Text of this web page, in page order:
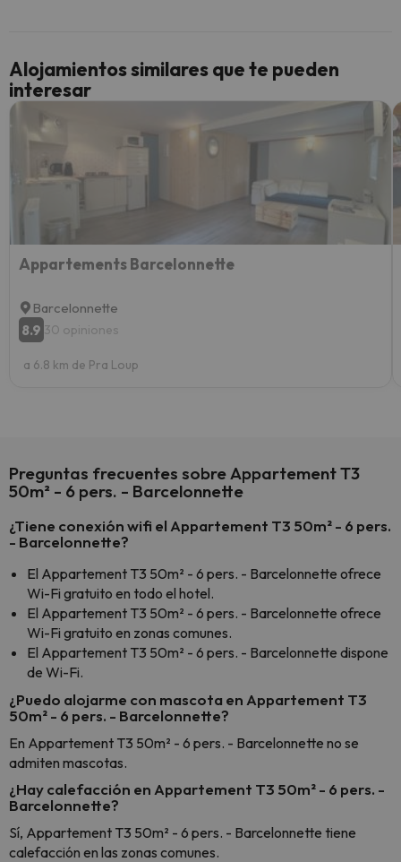
Alojamientos similares que te pueden
interesar
Appartements Barcelonnette
Barcelonnette
8.9 30 opiniones
a 6.8 km de Pra Loup
Preguntas frecuentes sobre Appartement T3
50m² - 6 pers. - Barcelonnette
¿Tiene conexión wifi el Appartement T3 50m² - 6 pers.
- Barcelonnette?
El Appartement T3 50m² - 6 pers. - Barcelonnette ofrece
Wi-Fi gratuito en todo el hotel.
El Appartement T3 50m² - 6 pers. - Barcelonnette ofrece
Wi-Fi gratuito en zonas comunes.
El Appartement T3 50m² - 6 pers. - Barcelonnette dispone
de Wi-Fi.
¿Puedo alojarme con mascota en Appartement T3
50m² - 6 pers. - Barcelonnette?
En Appartement T3 50m² - 6 pers. - Barcelonnette no se
admiten mascotas.
¿Hay calefacción en Appartement T3 50m² - 6 pers. -
Barcelonnette?
Sí, Appartement T3 50m² - 6 pers. - Barcelonnette tiene
calefacción en las zonas comunes.